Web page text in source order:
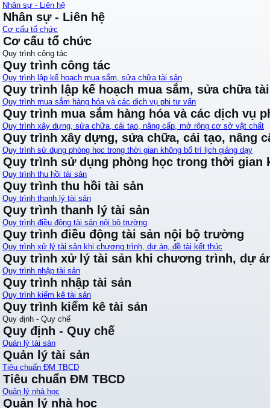
Nhân sự - Liên hệ
Nhân sự - Liên hệ
Cơ cấu tổ chức
Cơ cấu tổ chức
Quy trình công tác
Quy trình công tác
Quy trình lập kế hoạch mua sắm, sửa chữa tài sản
Quy trình lập kế hoạch mua sắm, sửa chữa
Quy trình mua sắm hàng hóa và các dịch vụ phi tư vấn
Quy trình mua sắm hàng hóa và các dịch vụ
Quy trình xây dựng, sửa chữa, cải tạo, nâng cấp, mở rộng cơ sở vật chất
Quy trình xây dựng, sửa chữa, cải tạo, nâng
Quy trình sử dụng phòng học trong thời gian không bố trí lịch giảng dạy
Quy trình sử dụng phòng học trong thời gian
Quy trình thu hồi tài sản
Quy trình thu hồi tài sản
Quy trình thanh lý tài sản
Quy trình thanh lý tài sản
Quy trình điều động tài sản nội bộ trường
Quy trình điều động tài sản nội bộ trường
Quy trình xử lý tài sản khi chương trình, dự án, đề tài kết thúc
Quy trình xử lý tài sản khi chương trình, dự
Quy trình nhập tài sản
Quy trình nhập tài sản
Quy trình kiểm kê tài sản
Quy trình kiểm kê tài sản
Quy định - Quy chế
Quy định - Quy chế
Quản lý tài sản
Quản lý tài sản
Tiêu chuẩn ĐM TBCD
Tiêu chuẩn ĐM TBCD
Quản lý nhà học
Quản lý nhà học